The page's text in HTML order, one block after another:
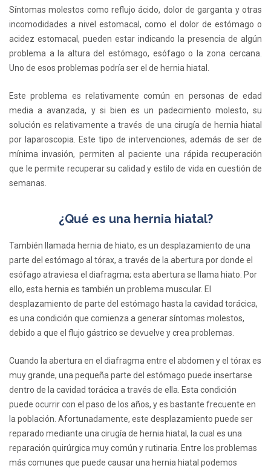
Síntomas molestos como reflujo ácido, dolor de garganta y otras
incomodidades a nivel estomacal, como el dolor de estómago o
acidez estomacal, pueden estar indicando la presencia de algún
problema a la altura del estómago, esófago o la zona cercana.
Uno de esos problemas podría ser el de hernia hiatal.
Este problema es relativamente común en personas de edad
media a avanzada, y si bien es un padecimiento molesto, su
solución es relativamente a través de una cirugía de hernia hiatal
por laparoscopia. Este tipo de intervenciones, además de ser de
mínima invasión, permiten al paciente una rápida recuperación
que le permite recuperar su calidad y estilo de vida en cuestión de
semanas.
¿Qué es una hernia hiatal?
También llamada hernia de hiato, es un desplazamiento de una
parte del estómago al tórax, a través de la abertura por donde el
esófago atraviesa el diafragma; esta abertura se llama hiato. Por
ello, esta hernia es también un problema muscular. El
desplazamiento de parte del estómago hasta la cavidad torácica,
es una condición que comienza a generar síntomas molestos,
debido a que el flujo gástrico se devuelve y crea problemas.
Cuando la abertura en el diafragma entre el abdomen y el tórax es
muy grande, una pequeña parte del estómago puede insertarse
dentro de la cavidad torácica a través de ella. Esta condición
puede ocurrir con el paso de los años, y es bastante frecuente en
la población. Afortunadamente, este desplazamiento puede ser
reparado mediante una cirugía de hernia hiatal, la cual es una
reparación quirúrgica muy común y rutinaria. Entre los problemas
más comunes que puede causar una hernia hiatal podemos